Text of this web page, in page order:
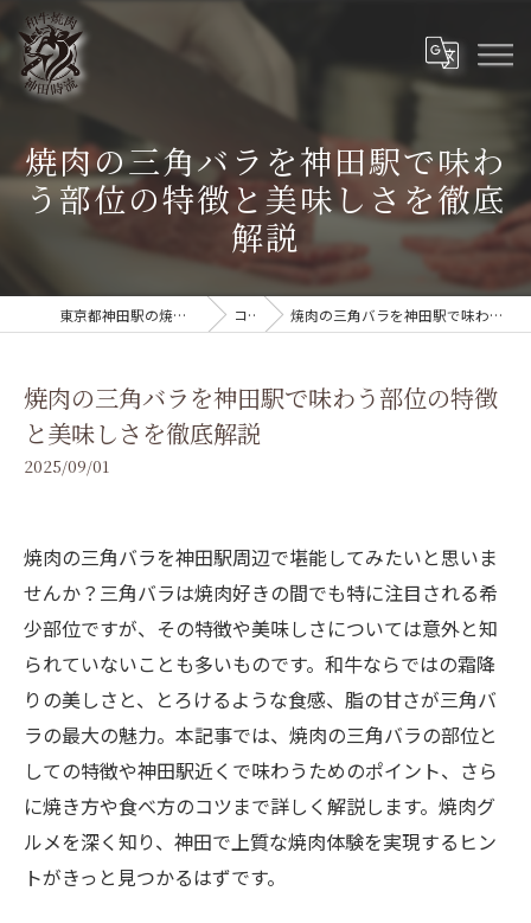
焼肉の三角バラを神田駅で味わ
う部位の特徴と美味しさを徹底
解説
東京都神田駅の焼肉なら和牛焼肉 神田時流 コラム 焼肉の三角バラを神田駅で味わう部位の特徴と美味しさを徹底解説
焼肉の三角バラを神田駅で味わう部位の特徴
と美味しさを徹底解説
2025/09/01
焼肉の三角バラを神田駅周辺で堪能してみたいと思いま
せんか？三角バラは焼肉好きの間でも特に注目される希
少部位ですが、その特徴や美味しさについては意外と知
られていないことも多いものです。和牛ならではの霜降
りの美しさと、とろけるような食感、脂の甘さが三角バ
ラの最大の魅力。本記事では、焼肉の三角バラの部位と
しての特徴や神田駅近くで味わうためのポイント、さら
に焼き方や食べ方のコツまで詳しく解説します。焼肉グ
ルメを深く知り、神田で上質な焼肉体験を実現するヒン
トがきっと見つかるはずです。